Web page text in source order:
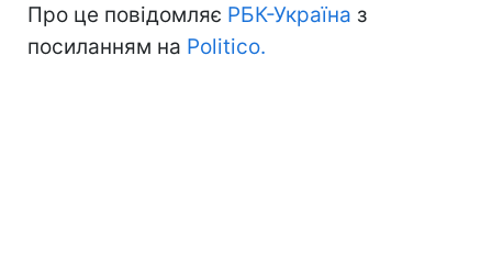
Про це повідомляє РБК-Україна з
посиланням на Politico.